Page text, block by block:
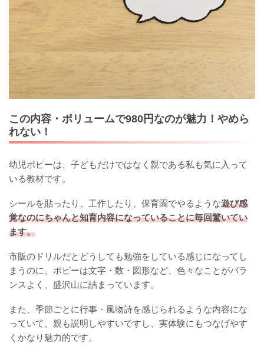
この内容・ボリュームで980円なのが魅力！やめら
れない！
幼児ポピーは、子どもだけではなく親である私も気に入って
いる教材です。
シールを貼ったり、工作したり、保育園でやるような遊び感
覚なのにちゃんと知育内容になっていることに毎回驚いてい
ます。
市販のドリルだとどうしても勉強をしている感じになってし
まうのに、ポピーは文字・数・図形など、色々なことがバラ
ンスよく、盛沢山に詰まっています。
また、季節ごとに行事・風物詩を感じられるような内容にな
っていて、親も説明しやすいですし、実体験にもつなげやす
くかなり魅力的です。